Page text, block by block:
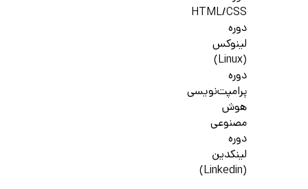
HTML/CSS
دوره
لینوکس
(Linux)
دوره
پرامپت‌نویسی
هوش
مصنوعی
دوره
لینکدین
(Linkedin)